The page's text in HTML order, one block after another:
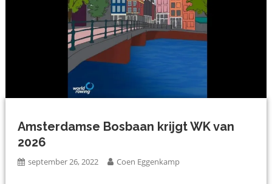
Amsterdamse Bosbaan krijgt WK van
2026
september 26, 2022 Coen Eggenkamp